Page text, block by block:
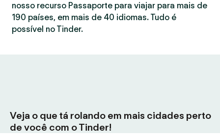
nosso recurso Passaporte para viajar para mais de
190 países, em mais de 40 idiomas. Tudo é
possível no Tinder.
Veja o que tá rolando em mais cidades perto
de você com o Tinder!